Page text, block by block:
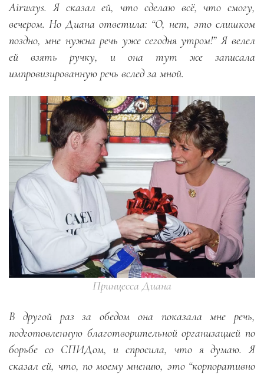
Airways. Я сказал ей, что сделаю всё, что смогу,
вечером. Но Диана ответила: “О, нет, это слишком
поздно, мне нужна речь уже сегодня утром!” Я велел
ей взять ручку, и она тут же записала
импровизированную речь вслед за мной.
Принцесса Диана
В другой раз за обедом она показала мне речь,
подготовленную благотворительной организацией по
борьбе со СПИДом, и спросила, что я думаю. Я
сказал ей, что, по моему мнению, это “корпоративно